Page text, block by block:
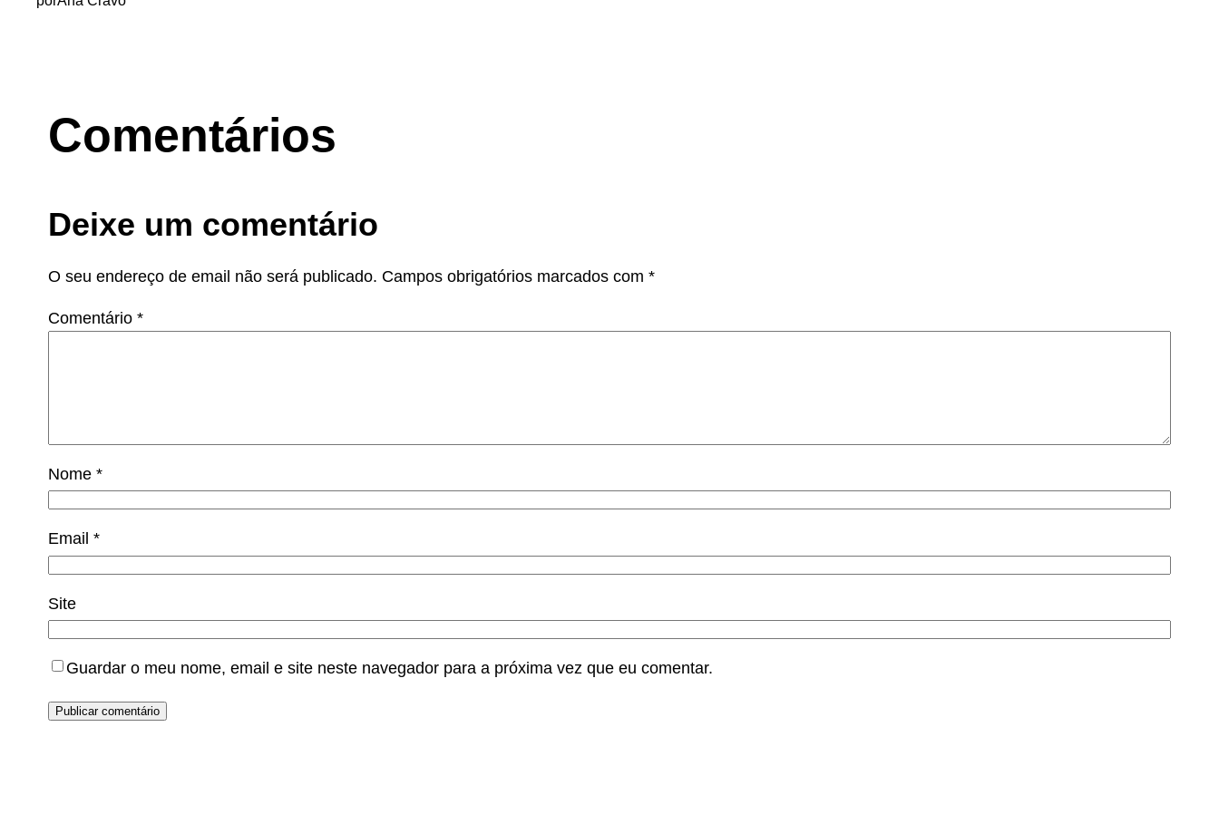
Comentários
Deixe um comentário
O seu endereço de email não será publicado. Campos obrigatórios marcados com*
Comentário*
Nome*
Email*
Site
Guardar o meu nome, email e site neste navegador para a próxima vez que eu comentar.